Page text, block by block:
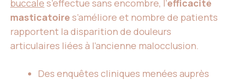
buccale s’effectue sans encombre, l’efficacité
masticatoire s’améliore et nombre de patients
rapportent la disparition de douleurs
articulaires liées à l’ancienne malocclusion.
Des enquêtes cliniques menées auprès